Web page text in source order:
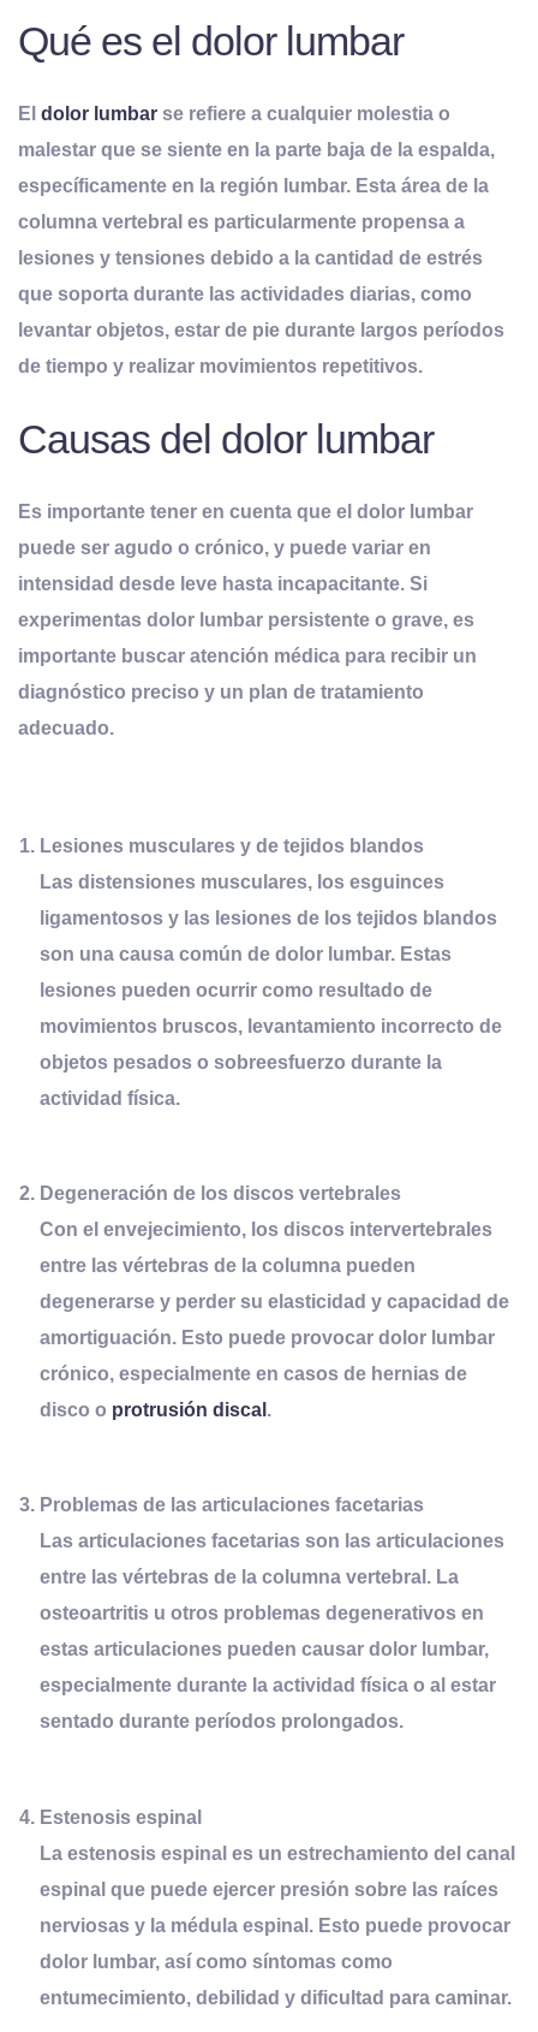
Qué es el dolor lumbar
El dolor lumbar se refiere a cualquier molestia o
malestar que se siente en la parte baja de la espalda,
específicamente en la región lumbar. Esta área de la
columna vertebral es particularmente propensa a
lesiones y tensiones debido a la cantidad de estrés
que soporta durante las actividades diarias, como
levantar objetos, estar de pie durante largos períodos
de tiempo y realizar movimientos repetitivos.
Causas del dolor lumbar
Es importante tener en cuenta que el dolor lumbar
puede ser agudo o crónico, y puede variar en
intensidad desde leve hasta incapacitante. Si
experimentas dolor lumbar persistente o grave, es
importante buscar atención médica para recibir un
diagnóstico preciso y un plan de tratamiento
adecuado.
Lesiones musculares y detejidos b landos
Las distensiones musculares, los esguinces
ligamentosos y las lesiones de los tejidos blandos
son una causa común de dolor lumbar. Estas
lesiones pueden ocurrir como resultado de
movimientos bruscos, levantamiento incorrecto de
objetos pesados o sobreesfuerzo durante la
actividad física.
Degeneración de losd iscosvertebrales
Con el envejecimiento, los discos intervertebrales
entre las vértebras de la columna pueden
degenerarse y perder su elasticidad y capacidad de
amortiguación. Esto puede provocar dolor lumbar
crónico, especialmente en casos de hernias de
disco o protrusión discal .
Problemas de lasarticulacionesfacetarias
Las articulaciones facetarias son las articulaciones
entre las vértebras de la columna vertebral. La
osteoartritis u otros problemas degenerativos en
estas articulaciones pueden causar dolor lumbar,
especialmente durante la actividad física o al estar
sentado durante períodos prolongados.
Estenosisespinal
La estenosis espinal es un estrechamiento del canal
espinal que puede ejercer presión sobre las raíces
nerviosas y la médula espinal. Esto puede provocar
dolor lumbar, así como síntomas como
entumecimiento, debilidad y dificultad para caminar.